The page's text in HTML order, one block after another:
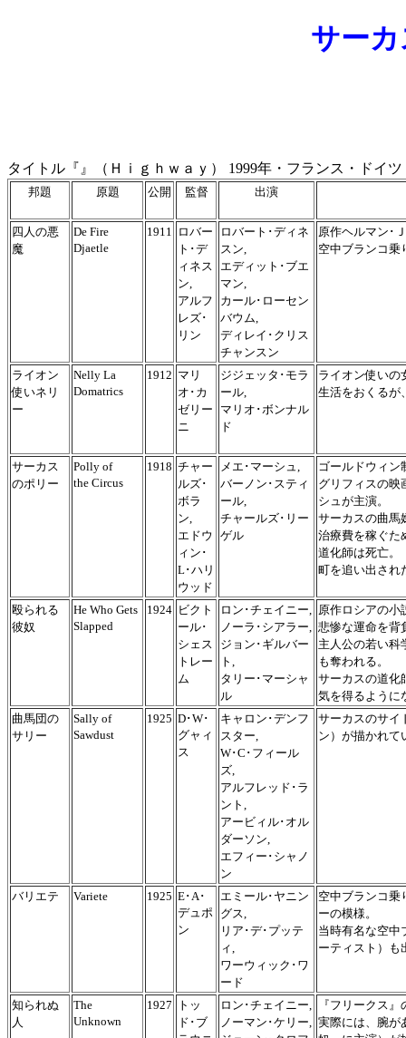
サー
タイトル『』（Ｈｉｇｈｗａｙ） 1999年・フランス・ドイ
邦題 原題 公開 監督 出演
四人の悪
魔
De Fire
Djaetle
1911 ロバー
ト･デ
ィネス
ン,
アルフ
レズ･
リン
ロバート･ディネ
スン,
エディット･ブエ
マン,
カール･ローセン
バウム,
ディレイ･クリス
チャンスン
原作ヘルマン･
空中ブランコ乗
ライオン
使いネリ
ー
Nelly La
Domatrics
1912 マリ
オ･カ
ゼリー
ニ
ジジェッタ･モラ
ール,
マリオ･ボンナル
ド
ライオン使いの
生活をおくるが
サーカス
のポリー
Polly of
the Circus
1918 チャー
ルズ･
ボラ
ン,
エドウ
ィン･
L･ハリ
ウッド
メエ･マーシュ,
バーノン･スティ
ール,
チャールズ･リー
ゲル
ゴールドウィン
グリフィスの映
シュが主演。
サーカスの曲馬
治療費を稼ぐた
道化師は死亡。
町を追い出され
殴られる
彼奴
He Who Gets
Slapped
1924 ビクト
ール･
シェス
トレー
ム
ロン･チェイニー,
ノーラ･シアラー,
ジョン･ギルバー
ト,
タリー･マーシャ
ル
原作ロシアの小
悲惨な運命を背
主人公の若い科
も奪われる。
サーカスの道化
気を得るように
曲馬団の
サリー
Sally of
Sawdust
1925 D･W･
グャィ
ス
キャロン･デンフ
スター,
W･C･フィール
ズ,
アルフレッド･ラ
ント,
アービィル･オル
ダーソン,
エフィー･シャノ
ン
サーカスのサイ
ン）が描かれて
バリエテ Variete 1925 E･A･
デュポ
ン
エミール･ヤニン
グス,
リア･デ･プッテ
ィ,
ワーウィック･ワ
ード
空中ブランコ乗
ーの模様。
当時有名な空中
ーティスト）も
知られぬ
人
The
Unknown
1927
トッ
ド･ブ
ロン･チェイニー,
ノーマン･ケリー,
『フリークス
実際には、腕が